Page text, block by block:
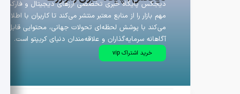
دیجکس پایگاه خبری تخصصی ارزهای دیجیتال و فارکس
مهم بازار را از منابع معتبر منتشر می‌کند تا کاربران با
می‌کند با پوشش لحظه‌ای تحولات جهانی، محتوایی قابل
آگاهانه سرمایه‌گذاران و علاقه‌مندان دنیای کریپتو است.
خرید اشتراک vip